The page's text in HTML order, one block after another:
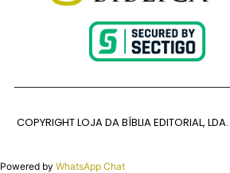
COPYRIGHT LOJA DA BÍBLIA EDITORIAL, LDA.
Powered by WhatsApp Chat